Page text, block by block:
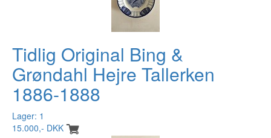
Tidlig Original Bing &
Grøndahl Hejre Tallerken
1886-1888
Lager: 1
15.000,- DKK